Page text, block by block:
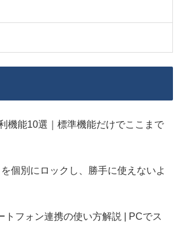
機能10選｜標準機能だけでここまで
個別にロックし、勝手に使えないよ
トフォン連携の使い方解説 | PCでス